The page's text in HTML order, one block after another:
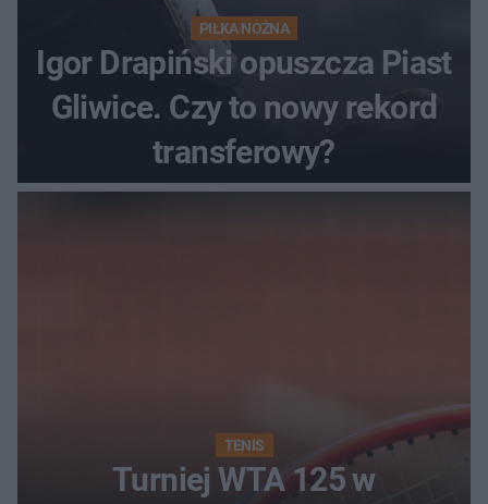
PIŁKA NOŻNA
Igor Drapiński opuszcza Piast
Gliwice. Czy to nowy rekord
transferowy?
TENIS
Turniej WTA 125 w